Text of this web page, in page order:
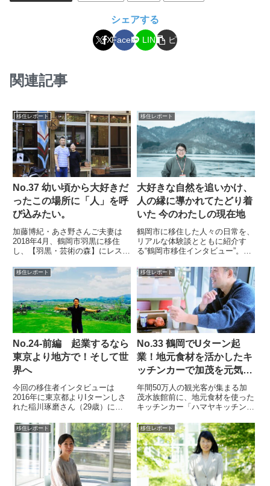
シェアする
XFacebookLINE
コ
ピ
ー
関連記事
移住レポート
No.37 幼い頃から大好きだ
ったこの場所に「人」を呼
び込みたい。
加藤博紀・あさ野さんご夫妻は
2018年4月、鶴岡市羽黒に移住
し、【羽黒・芸術の森】にレスト
ウ）」をオープンしました。東
京・吉祥寺で10年間飲食店を営
んでいたお二人がどのような経緯
で移住に至ったのかお話を...
移住レポート
大好きな自然を追いかけ、
人の縁に導かれてたどり着
いた 今のわたしの現在地
鶴岡市に移住した人々の日常を、
リアルな体験談とともに紹介す
る“鶴岡市移住インタビュー”。岩
かけて鶴岡に移住した髙橋夏音さ
んにお話しを伺いました。プロフ
ィール髙橋 夏音なつねさん 岩
手県奥州市出身。山形大学（以
下...
移住レポート
No.24-前編 起業するなら
東京より地方で！そして世
界へ
今回の移住者インタビューは
2016年に東京都よりIターンしさ
れた稲川琢磨さん（29歳）にお
歌山県生まれ、東京育ち。洋食に
合う日本酒を開発し国内外で展開
する会社を立ち上げました。（写
真提供：稲川さん）稲川さん：
移住レポート
No.33 鶴岡でUターン起
業！地元食材を活かしたキ
ッチンカーで加茂を元気
に！
年間50万人の観光客が集まる加
茂水族館前に、地元食材を使った
キッチンカー「ハマヤキッチン」
す。1年前に奥さんとお子さんを
連れて地元・鶴岡にＵターンした
佐藤勝彦さんです。ここでの常設
営業許可は今まで下りなかった
の...
移住レポート 移住レポート